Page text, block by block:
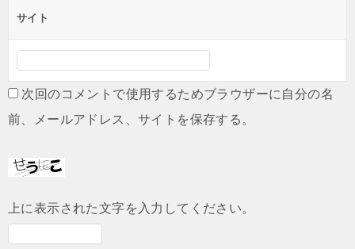
サイト
次回のコメントで使用するためブラウザーに自分の名
前、メールアドレス、サイトを保存する。
上に表示された文字を入力してください。